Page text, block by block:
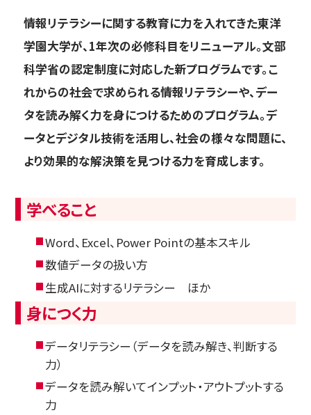
情報リテラシーに関する教育に力を入れてきた東洋
学園大学が、1年次の必修科目をリニューアル。文部
科学省の認定制度に対応した新プログラムです。こ
れからの社会で求められる情報リテラシーや、デー
タを読み解く力を身につけるためのプログラム。デ
ータとデジタル技術を活用し、社会の様々な問題に、
より効果的な解決策を見つける力を育成します。
学べること
Word、Excel、Power Pointの基本スキル
数値データの扱い方
生成AIに対するリテラシー ほか
身につく力
データリテラシー（データを読み解き、判断する
力）
データを読み解いてインプット・アウトプットする
力